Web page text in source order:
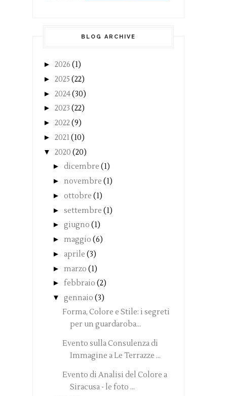
BLOG ARCHIVE
► 2026 (1)
► 2025 (22)
► 2024(30)
► 2023 (22)
► 2022(9)
► 2021(10)
▼ 2020 (20)
► dicembre (1)
► novembre (1)
► ottobre (1)
► settembre (1)
► giugno (1)
► maggio (6)
► aprile (3)
► marzo (1)
► febbraio (2)
▼ gennaio (3)
Forma, Colore e Stile: i segreti
per un guardaroba...
Evento sulla Consulenza di
Immagine a Le Terrazze ...
Evento di Analisi del Colore a
Siracusa - le foto ...